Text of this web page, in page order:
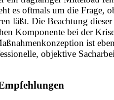
es oftmals um die Frage,
läßt. Die Beachtung dieser
Komponente bei der
ist
objektive